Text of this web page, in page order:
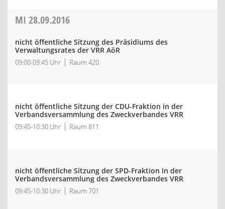
MI 28.09.2016
nicht öffentliche Sitzung des Präsidiums des
Verwaltungsrates der VRR AöR
09:00-09:45 Uhr Raum 420
nicht öffentliche Sitzung der CDU-Fraktion in der
Verbandsversammlung des Zweckverbandes VRR
09:45-10:30 Uhr Raum 811
nicht öffentliche Sitzung der SPD-Fraktion in der
Verbandsversammlung des Zweckverbandes VRR
09:45-10:30 Uhr Raum 701